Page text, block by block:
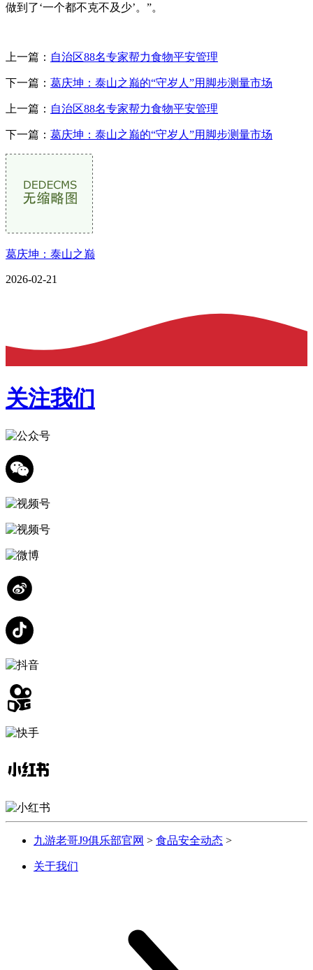
做到了‘一个都不克不及少’。”。
上一篇： 自治区88名专家帮力食物平安管理
下一篇： 葛庆坤：泰山之巅的“守岁人”用脚步测量市场
上一篇： 自治区88名专家帮力食物平安管理
下一篇： 葛庆坤：泰山之巅的“守岁人”用脚步测量市场
葛庆坤：泰山之巅
2026-02-21
关注我们
九游老哥J9俱乐部官网 > 食品安全动态 >
关于我们